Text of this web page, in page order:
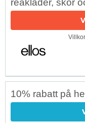
reakläder, skor
10% rabatt på